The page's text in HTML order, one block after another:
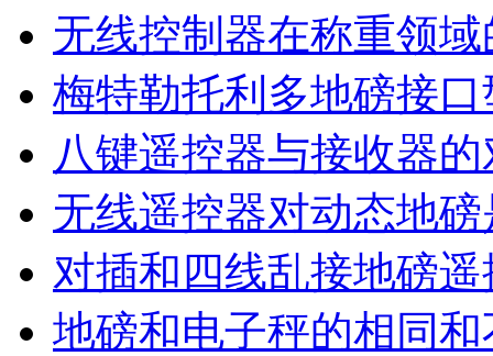
无线控制器在称重领
梅特勒托利多地磅接口
八键遥控器与接收器
无线遥控器对动态地
对插和四线乱接地磅
地磅和电子秤的相同